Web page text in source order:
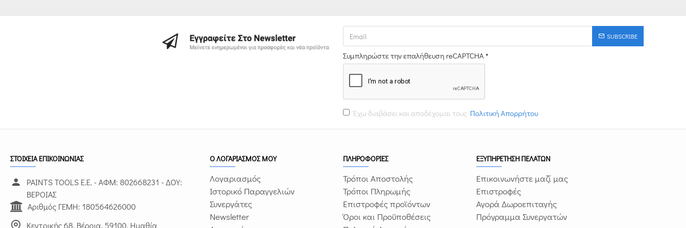
SUBSCRIBE
Συμπληρώστε την επαλήθευση reCAPTCHA
Έχω διαβάσει και αποδέχομαι τους Πολιτική Απορρήτου
ΣΤΟΙΧΕΙΑ ΕΠΙΚΟΙΝΩΝΙΑΣ
PAINTS TOOLS Ε.Ε. - ΑΦΜ: 802668231 - ΔΟΥ:
ΒΕΡΟΙΑΣ
Αριθμός ΓΕΜΗ: 180564626000
Κεντρικής 68, Βέροια, 59100, Ημαθία
Ο ΛΟΓΑΡΙΑΣΜΟΣ ΜΟΥ
Λογαριασμός
Ιστορικό Παραγγελιών
Συνεργάτες
Newsletter
ΠΛΗΡΟΦΟΡΙΕΣ
Τρόποι Αποστολής
Τρόποι Πληρωμής
Επιστροφές προϊόντων
Όροι και Προϋποθέσεις
ΕΞΥΠΗΡΕΤΗΣΗ ΠΕΛΑΤΩΝ
Επικοινωνήστε μαζί μας
Επιστροφές
Αγορά Δωροεπιταγής
Πρόγραμμα Συνεργατών